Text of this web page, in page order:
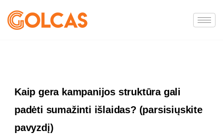
Kaip gera kampanijos struktūra gali
padėti sumažinti išlaidas? (parsisiųskite
pavyzdį)